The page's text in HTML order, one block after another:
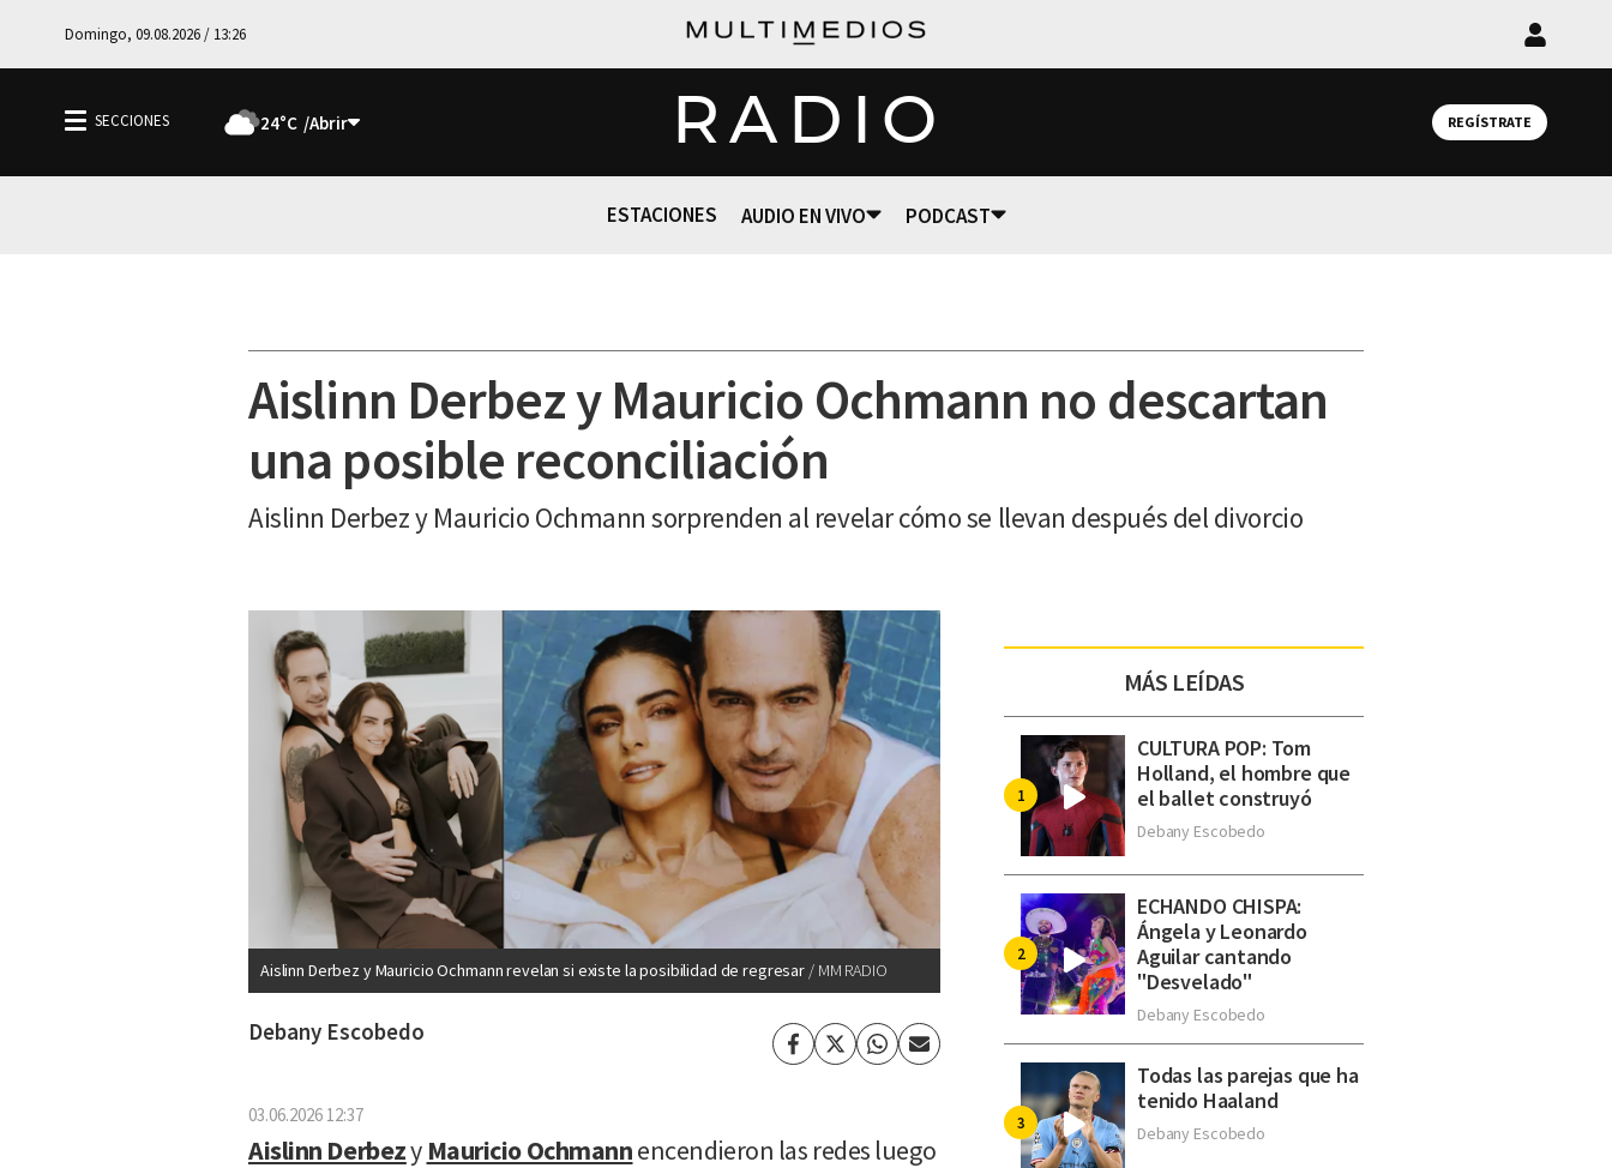
Domingo, 09.08.2026 / 13:26
Iniciar
24°C RADIO REGÍSTRATE
ESTACIONES AUDIO EN VIVO PODCAST
Aislinn Derbez y Mauricio Ochmann no descartan
una posible reconciliación
Aislinn Derbez y Mauricio Ochmann sorprenden al revelar cómo se llevan después del divorcio
Aislinn Derbez y Mauricio Ochmann revelan si existe la posibilidad de regresar MM RADIO
Debany Escobedo
Facebook
TwitterWhatsapp
Enviar
03.06.2026 12:37
Aislinn Derbezy Mauricio Ochmannencendieron las redes luego
MÁS LEÍDAS
CULTURA POP: Tom
Holland, el hombre que
el ballet construyó
Debany Escobedo
ECHANDO CHISPA:
Ángela y Leonardo
Aguilar cantando
"Desvelado"
Debany Escobedo
Todas las parejas que ha
tenido Haaland
Debany Escobedo